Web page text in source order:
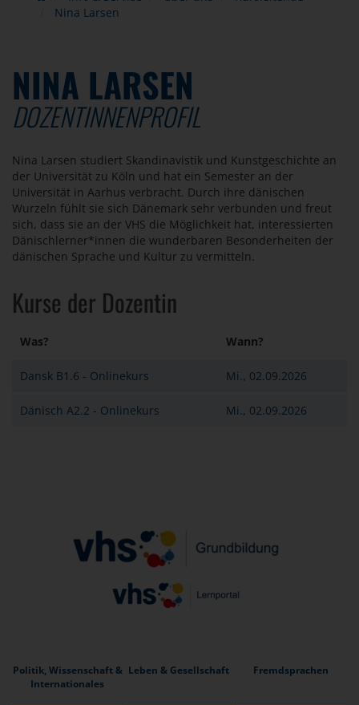
Nina Larsen
NINA LARSEN
DOZENTINNENPROFIL
Nina Larsen studiert Skandinavistik und Kunstgeschichte an
der Universität zu Köln und hat ein Semester an der
Universität in Aarhus verbracht. Durch ihre dänischen
Wurzeln fühlt sie sich Dänemark sehr verbunden und freut
sich, dass sie an der VHS die Möglichkeit hat, interessierten
Dänischlerner*innen die wunderbaren Besonderheiten der
dänischen Sprache und Kultur zu vermitteln.
Kurse der Dozentin
Was? Wann?
Dansk B1.6 - Onlinekurs Mi., 02.09.2026
Dänisch A2.2 - Onlinekurs Mi., 02.09.2026
Politik, Wissenschaft &
Internationales
Leben & Gesellschaft Fremdsprachen